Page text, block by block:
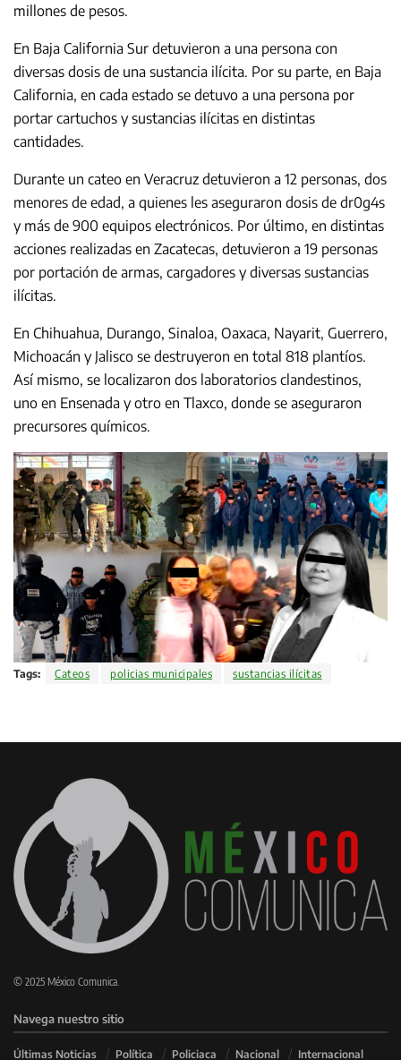
millones de pesos.
En Baja California Sur detuvieron a una persona con
diversas dosis de una sustancia ilícita. Por su parte, en Baja
California, en cada estado se detuvo a una persona por
portar cartuchos y sustancias ilícitas en distintas
cantidades.
Durante un cateo en Veracruz detuvieron a 12 personas, dos
menores de edad, a quienes les aseguraron dosis de dr0g4s
y más de 900 equipos electrónicos. Por último, en distintas
acciones realizadas en Zacatecas, detuvieron a 19 personas
por portación de armas, cargadores y diversas sustancias
ilícitas.
En Chihuahua, Durango, Sinaloa, Oaxaca, Nayarit, Guerrero,
Michoacán y Jalisco se destruyeron en total 818 plantíos.
Así mismo, se localizaron dos laboratorios clandestinos,
uno en Ensenada y otro en Tlaxco, donde se aseguraron
precursores químicos.
Tags: Cateos policias municipales sustancias ilícitas
© 2025 México Comunica.
Navega nuestro sitio
Últimas Noticias Política Policiaca Nacional Internacional